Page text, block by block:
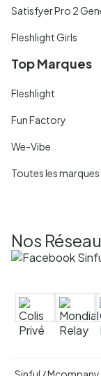
Satisfyer Pro 2
Fleshlight Girls
Top Marques
Fleshlight
Fun Factory
We-Vibe
Toutes les marques
Nos